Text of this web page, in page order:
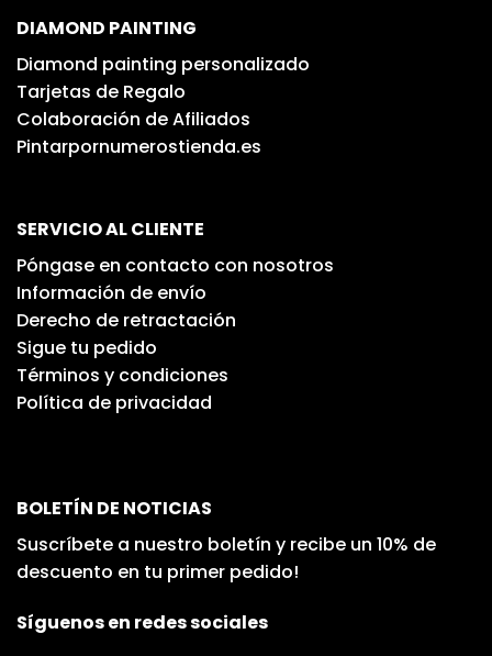
DIAMOND PAINTING
Diamond painting personalizado
Tarjetas de Regalo
Colaboración de Afiliados
Pintarpornumerostienda.es
SERVICIO AL CLIENTE
Póngase en contacto con nosotros
Información de envío
Derecho de retractación
Sigue tu pedido
Términos y condiciones
Política de privacidad
BOLETÍN DE NOTICIAS
Suscríbete a nuestro boletín y recibe un 10% de
descuento en tu primer pedido!
Síguenos en redes sociales